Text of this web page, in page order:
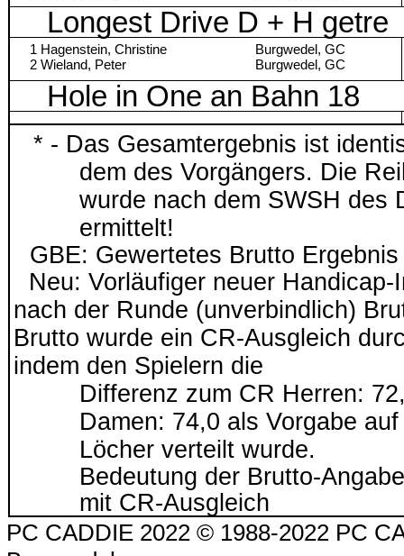
Longest Drive D + H getre
1 Hagenstein, Christine
Burgwedel, GC
2 Wieland, Peter
Burgwedel, GC
Hole in One an Bahn 18
* - Das Gesamtergebnis ist
dem des Vorgängers. Die
wurde nach dem SWSH des
ermittelt!
GBE: Gewertetes Brutto
Neu: Vorläufiger neuer
nach der Runde (unverbindlich)
Brutto wurde ein CR-Ausgleich
indem den Spielern die
Differenz zum CR Herren:
Damen: 74,0 als Vorgabe
Löcher verteilt wurde.
Bedeutung der Brutto-
mit CR-Ausgleich
PC CADDIE 2022 © 1988-2022 PC